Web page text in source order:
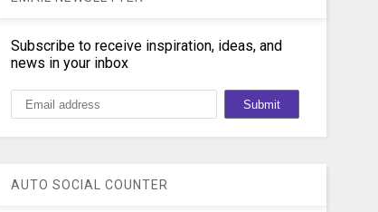
Subscribe to receive inspiration, ideas, and
news in your inbox
AUTO SOCIAL COUNTER